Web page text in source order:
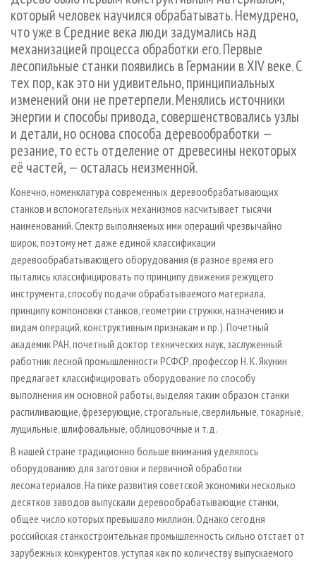
СУШКА ДРЕВЕСИНЫ
ПРОИЗВОДСТВО ДРЕВЕСНЫХ ПЛИТ
ДЕРЕВЯННОЕ ДОМОСТРОЕНИЕ
ПРОИЗВОДСТВО МЕБЕЛИ
БИОЭНЕРГЕТИКА
ЦБП
ИНСТРУМЕНТ И МАТЕРИАЛЫ
ПЕРСОНЫ
МОБИЛЬНЫЕ ВЫСТАВКИ
ОФИЦИАЛЬНЫЕ ДЕЛЕГАЦИИ
ПРИОРИТЕТНЫЕ ИНВЕСТПРОЕКТЫ
RUSSIAN FORESTRY REVIEW
ГАЗЕТА ЛЕСПРОМФОРУМ
БИБЛИОТЕКА СПЕЦИАЛИСТА
КОНТАКТЫ
РЕКЛАМА
РЕКЛАМА НА САЙТЕ
который человек научился обрабатывать. Немудрено,
что уже в Средние века люди задумались над
механизацией процесса обработки его. Первые
лесопильные станки появились в Германии в XIV веке. C
тех пор, как это ни удивительно, принципиальных
изменений они не претерпели. Менялись источники
энергии и способы привода, совершенствовались узлы
и детали, но основа способа деревообработки —
резание, то есть отделение от древесины некоторых
её частей, — осталась неизменной.
Конечно, номенклатура современных деревообрабатывающих
станков и вспомогательных механизмов насчитывает тысячи
наименований. Спектр выполняемых ими операций чрезвычайно
широк, поэтому нет даже единой классификации
деревообрабатывающего оборудования (в разное время его
пытались классифицировать по принципу движения режущего
инструмента, способу подачи обрабатываемого материала,
принципу компоновки станков, геометрии стружки, назначению и
видам операций, конструктивным признакам и пр.). Почетный
академик РАН, почетный доктор технических наук, заслуженный
работник лесной промышленности РСФСР, профессор Н. К. Якунин
предлагает классифицировать оборудование по способу
выполнения им основной работы, выделяя таким образом станки
распиливающие, фрезерующие, строгальные, сверлильные, токарные,
лущильные, шлифовальные, облицовочные и т.д.
В нашей стране традиционно больше внимания уделялось
оборудованию для заготовки и первичной обработки
лесоматериалов. На пике развития советской экономики несколько
десятков заводов выпускали деревообрабатывающие станки,
общее число которых превышало миллион. Однако сегодня
российская станкостроительная промышленность сильно отстает от
зарубежных конкурентов, уступая как по количеству выпускаемого